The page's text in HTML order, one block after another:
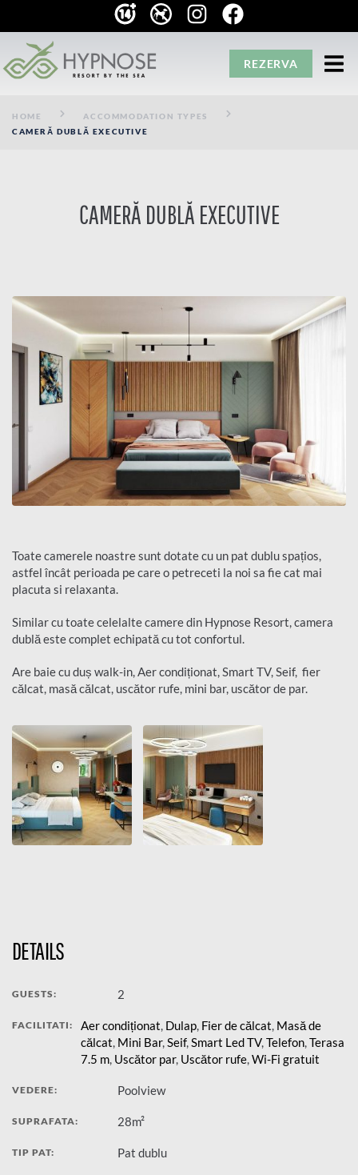
REZERVA
HOME
ACCOMMODATION TYPES
CAMERĂ DUBLĂ EXECUTIVE
CAMERĂ DUBLĂ EXECUTIVE
Toate camerele noastre sunt dotate cu un pat dublu spațios,
astfel încât perioada pe care o petreceti la noi sa fie cat mai
placuta si relaxanta.
Similar cu toate celelalte camere din Hypnose Resort, camera
dublă este complet echipată cu tot confortul.
Are baie cu duș walk-in, Aer condiționat, Smart TV, Seif, fier
călcat, masă călcat, uscător rufe, mini bar, uscător de par.
DETAILS
GUESTS: 2
FACILITATI: Aer condiționat, Dulap, Fier de călcat, Masă de
călcat, Mini Bar,Seif,Smart Led TV,Telefon,Terasa
7.5 m, Uscător par, Uscător rufe,Wi-Fi gratuit
VEDERE: Poolview
SUPRAFATA: 28m²
TIP PAT: Pat dublu